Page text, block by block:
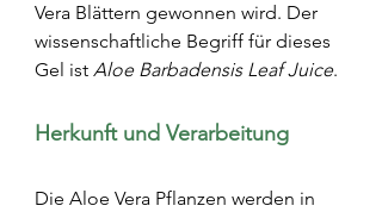
Vera Blättern gewonnen wird. Der
wissenschaftliche Begriff für dieses
Gel ist Aloe Barbadensis Leaf Juice.
Herkunft und Verarbeitung
Die Aloe Vera Pflanzen werden in